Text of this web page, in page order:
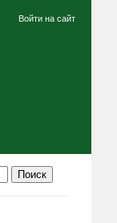
Войти на сайт